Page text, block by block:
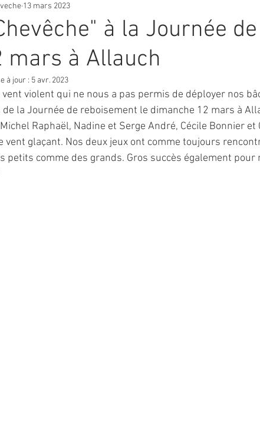
à la Journée
mars à Allauch
13 mars 2023
à jour : 5 avr. 2023
violent qui ne nous a pas permis de déployer nos
la Journée de reboisement le dimanche 12 mars à
Raphaël, Nadine et Serge André, Cécile Bonnier et
vent glaçant. Nos deux jeux ont comme toujours
petits comme des grands. Gros succès également pour